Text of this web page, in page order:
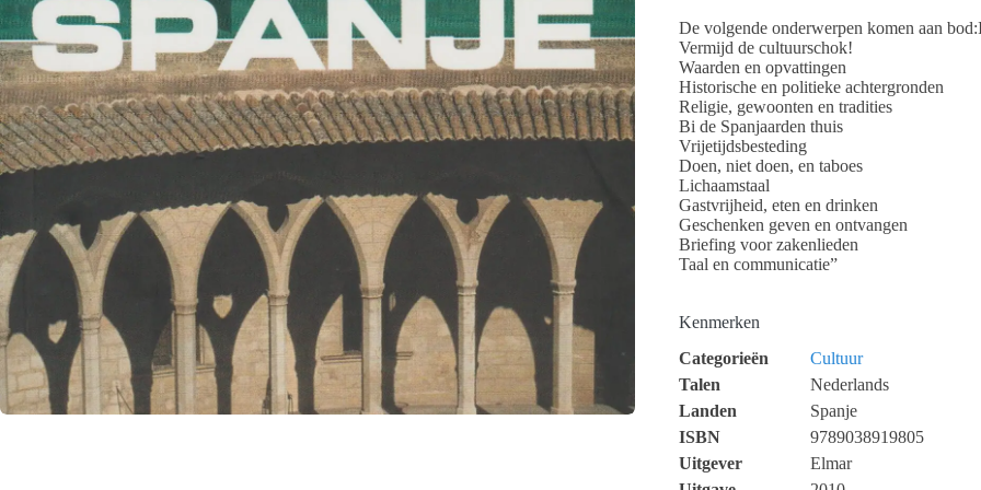
De volgende onderwerpen komen aan
Vermijd de cultuurschok!
Waarden en opvattingen
Historische en politieke achtergronden
Religie, gewoonten en tradities
Bi de Spanjaarden thuis
Vrijetijdsbesteding
Doen, niet doen, en taboes
Lichaamstaal
Gastvrijheid, eten en drinken
Geschenken geven en ontvangen
Briefing voor zakenlieden
Taal en communicatie”
Kenmerken
Categorieën
Cultuur
Talen
Nederlands
Landen
Spanje
ISBN
9789038919805
Uitgever
Elmar